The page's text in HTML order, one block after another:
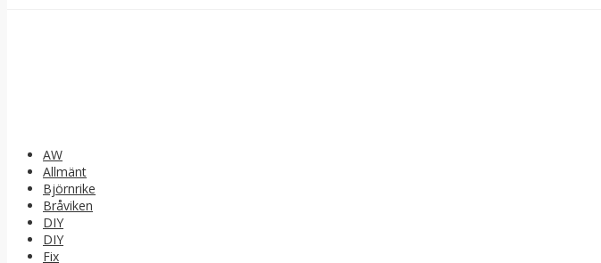
AW
Allmänt
Björnrike
Bråviken
DIY
DIY
Fix